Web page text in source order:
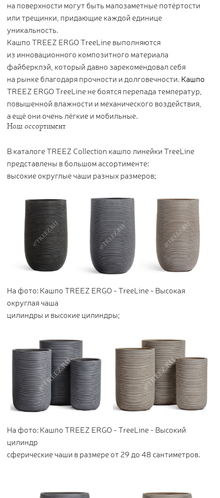
О Treez
Доставка и оплата
Вопросы и ответы
Новости
Статьи
Идеи
СМИ о нас
на поверхности могут быть малозаметные потёртости
или трещинки, придающие каждой единице
уникальность.
Кашпо TREEZ ERGO TreeLine выполняются
из инновационного композитного материала
файберклэй, который давно зарекомендовал себя
на рынке благодаря прочности и долговечности. Кашпо
TREEZ ERGO TreeLine не боятся перепада температур,
повышенной влажности и механического воздействия,
а ещё они очень лёгкие и мобильные.
Наш ассортимент
В каталоге TREEZ Collection кашпо линейки TreeLine
представлены в большом ассортименте:
высокие округлые чаши разных размеров;
На фото: Кашпо TREEZ ERGO - TreeLine - Высокая
округлая чаша
цилиндры и высокие цилиндры;
На фото: Кашпо TREEZ ERGO - TreeLine - Высокий
цилиндр
сферические чаши в размере от 29 до 48 сантиметров.